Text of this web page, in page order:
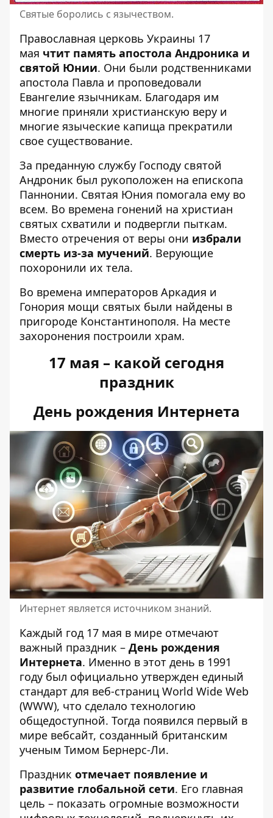
Святые боролись с язычеством.
Православная церковь Украины 17
мая чтит память апостола Андроника и
святой Юнии. Они были родственниками
апостола Павла и проповедовали
Евангелие язычникам. Благодаря им
многие приняли христианскую веру и
многие языческие капища прекратили
свое существование.
За преданную службу Господу святой
Андроник был рукоположен на епископа
Паннонии. Святая Юния помогала ему во
всем. Во времена гонений на христиан
святых схватили и подвергли пыткам.
Вместо отречения от веры они избрали
смерть из-за мучений. Верующие
похоронили их тела.
Во времена императоров Аркадия и
Гонория мощи святых были найдены в
пригороде Константинополя. На месте
захоронения построили храм.
17 мая – какой сегодня
праздник
День рождения Интернета
Интернет является источником знаний.
Каждый год 17 мая в мире отмечают
важный праздник – День рождения
Интернета. Именно в этот день в 1991
году был официально утвержден единый
стандарт для веб-страниц World Wide Web
(WWW), что сделало технологию
общедоступной. Тогда появился первый в
мире вебсайт, созданный британским
ученым Тимом Бернерс-Ли.
Праздник отмечает появление и
развитие глобальной сети. Его главная
цель – показать огромные возможности